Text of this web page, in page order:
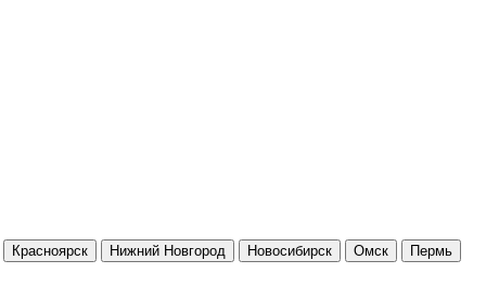
Красноярск Нижний Новгород Новосибирск Омск
Пермь